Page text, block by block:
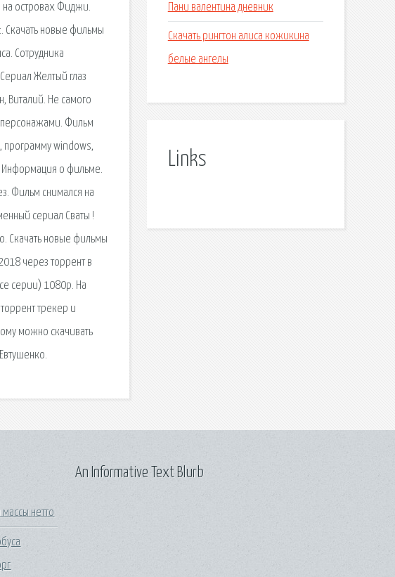
островах Фиджи.
Скачать новые фильмы
Сотрудника
Желтый глаз
Виталий. Не самого
Фильм
программу windows,
Информация о фильме.
Фильм снимался на
сериал Сваты !
Скачать новые фильмы
через торрент в
серии) 1080p. На
трекер и
можно скачивать
Пани валентина дневник
Скачать рингтон алиса кожикина
белые ангелы
Links
массы нетто
An Informative Text Blurb